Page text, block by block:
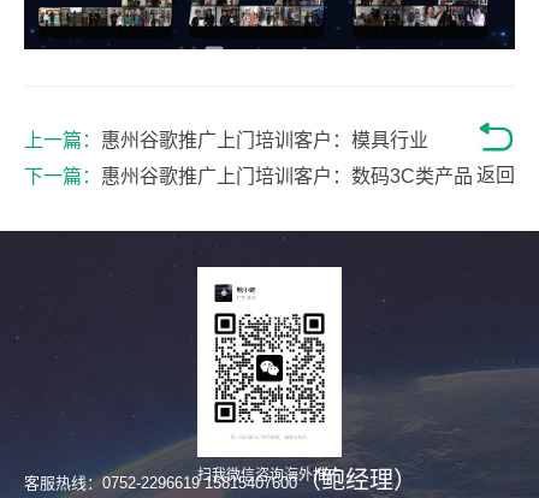
返回
上一篇： 惠州谷歌推广上门培训客户：模具行业
下一篇： 惠州谷歌推广上门培训客户：数码3C类产品
扫我微信咨询海外推广
客服热线：0752-2296619 15815407600（鲍经理）